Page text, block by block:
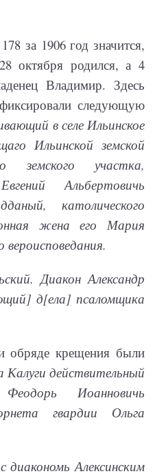
за 1906 год значится,
октября родился, а 4
Владимир. Здесь
следующую
в селе Ильинское
Ильинской земской
земского участка,
Альбертовичь
католического
жена его Мария
вероисповедания.
Диакон Александр
д[ела] псаломщика
обряде крещения были
Калуги действительный
Иоанновичь
гвардии Ольга
диакономь Алексинским